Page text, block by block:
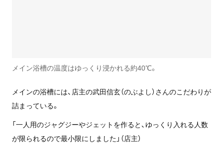
メイン浴槽の温度はゆっくり浸かれる約40℃。
メインの浴槽には、店主の武田信玄（のぶよし）さんのこだわりが
詰まっている。
「一人用のジャグジーやジェットを作ると、ゆっくり入れる人数
が限られるので最小限にしました」（店主）